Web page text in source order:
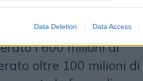
Data Deletion Data Access
ad alta produzione
che le nostre
i 600 milioni di
oltre 100 milioni